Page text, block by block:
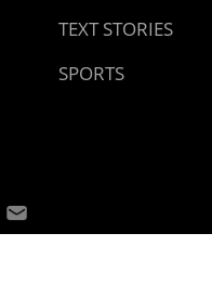
TEXT STORIES
SPORTS